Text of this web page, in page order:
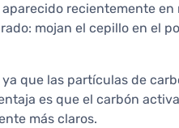
recientemente en
mojan el cepillo en el
ya que las partículas de
es que el carbón
más claros.